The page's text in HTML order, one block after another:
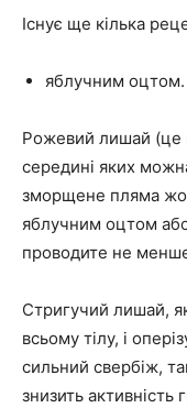
Існує ще кілька
яблучним оцтом.
Рожевий лишай (це
середині яких
зморщене пляма
яблучним оцтом
проводите не
Стригучий лишай,
всьому тілу, і
сильний свербіж,
знизить активність